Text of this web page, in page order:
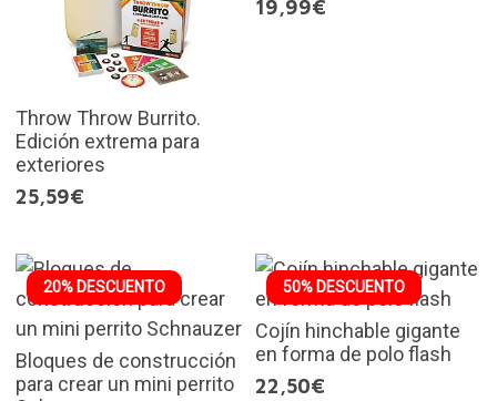
Throw Throw Burrito.
Edición extrema para
exteriores
25,59€
19,99€
20% DESCUENTO
Bloques de construcción
para crear un mini perrito
50% DESCUENTO
Cojín hinchable gigante
en forma de polo flash
22,50€